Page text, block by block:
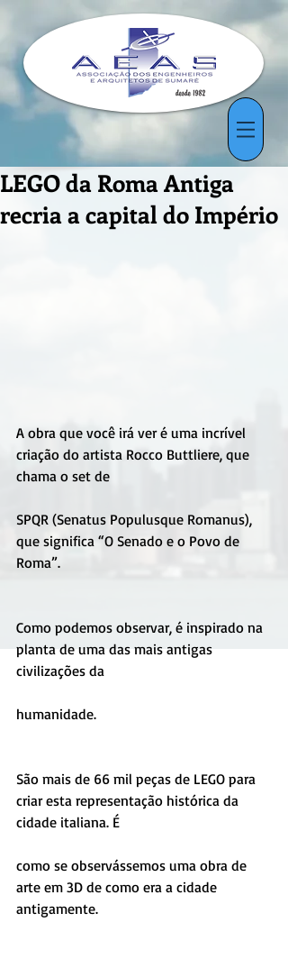
LEGO da Roma Antiga
recria a capital do Império
A obra que você irá ver é uma incrível
criação do artista Rocco Buttliere, que
chama o set de
SPQR (Senatus Populusque Romanus),
que significa “O Senado e o Povo de
Roma”.
Como podemos observar, é inspirado na
planta de uma das mais antigas
civilizações da
humanidade.
São mais de 66 mil peças de LEGO para
criar esta representação histórica da
cidade italiana. É
como se observássemos uma obra de
arte em 3D de como era a cidade
antigamente.